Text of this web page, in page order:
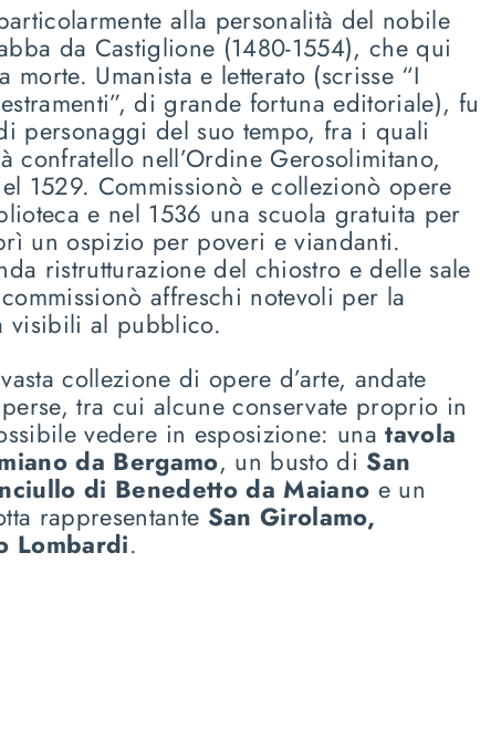
alla personalità del nobile
da Castiglione (1480-1554), che qui
morte. Umanista e letterato (scrisse “I
di grande fortuna editoriale), fu
personaggi del suo tempo, fra i quali
confratello nell’Ordine Gerosolimitano,
1529. Commissionò e collezionò opere
e nel 1536 una scuola gratuita per
un ospizio per poveri e viandanti.
ristrutturazione del chiostro e delle sale
affreschi notevoli per la
visibili al pubblico.
collezione di opere d’arte, andate
tra cui alcune conservate proprio in
vedere in esposizione: unatavola
da Bergamo, un busto di San
di Benedetto da Maiano e un
rappresentante San Girolamo,
Lombardi.